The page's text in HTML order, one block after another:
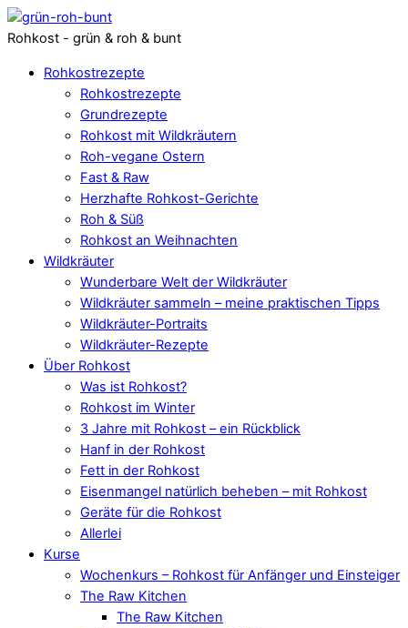
Rohkost - grün & roh & bunt
Rohkostrezepte
Rohkostrezepte
Grundrezepte
Rohkost mit Wildkräutern
Roh-vegane Ostern
Fast & Raw
Herzhafte Rohkost-Gerichte
Roh & Süß
Rohkost an Weihnachten
Wildkräuter
Wunderbare Welt der Wildkräuter
Wildkräuter sammeln – meine praktischen Tipps
Wildkräuter-Portraits
Wildkräuter-Rezepte
Über Rohkost
Was ist Rohkost?
Rohkost im Winter
3 Jahre mit Rohkost – ein Rückblick
Hanf in der Rohkost
Fett in der Rohkost
Eisenmangel natürlich beheben – mit Rohkost
Geräte für die Rohkost
Allerlei
Kurse
Wochenkurs – Rohkost für Anfänger und Einsteiger
The Raw Kitchen
The Raw Kitchen